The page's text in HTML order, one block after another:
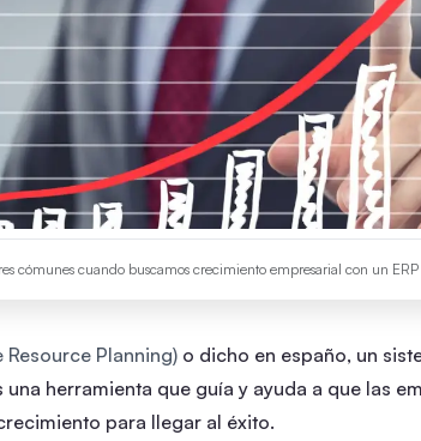
cómunes cuando buscamos crecimiento empresarial con un ERP
Resource Planning) o dicho en españo, un
una herramienta que guía y ayuda a que las
para llegar al éxito.